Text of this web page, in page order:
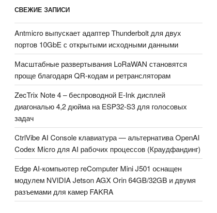
СВЕЖИЕ ЗАПИСИ
Antmicro выпускает адаптер Thunderbolt для двух
портов 10GbE с открытыми исходными данными
Масштабные развертывания LoRaWAN становятся
проще благодаря QR-кодам и ретрансляторам
ZecTrix Note 4 – беспроводной E-Ink дисплей
диагональю 4,2 дюйма на ESP32-S3 для голосовых
задач
CtrlVibe AI Console клавиатура — альтернатива OpenAI
Codex Micro для AI рабочих процессов (Краудфандинг)
Edge AI-компьютер reComputer Mini J501 оснащен
модулем NVIDIA Jetson AGX Orin 64GB/32GB и двумя
разъемами для камер FAKRA